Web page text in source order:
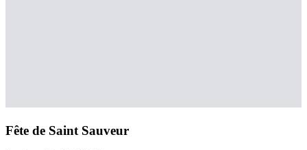
Fête de Saint Sauveur